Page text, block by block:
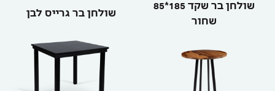
שולחן בר שקד 185*85
שחור
שולחן בר גרייס לבן